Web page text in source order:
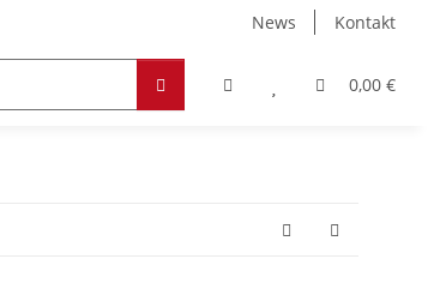
News Kontakt
0,00 €
Hobby & Freizeit Werkstoffe